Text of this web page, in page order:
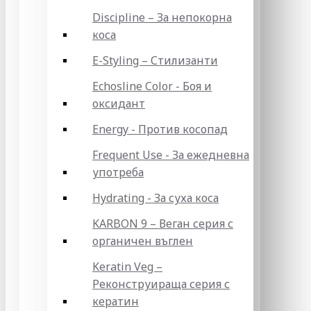
Discipline – За непокорна
коса
E-Styling – Стилизанти
Echosline Color - Боя и
оксидант
Energy - Против косопад
Frequent Use - За ежедневна
употреба
Hydrating - За суха коса
KARBON 9 – Веган серия с
органичен въглен
Keratin Veg –
Реконструираща серия с
кератин